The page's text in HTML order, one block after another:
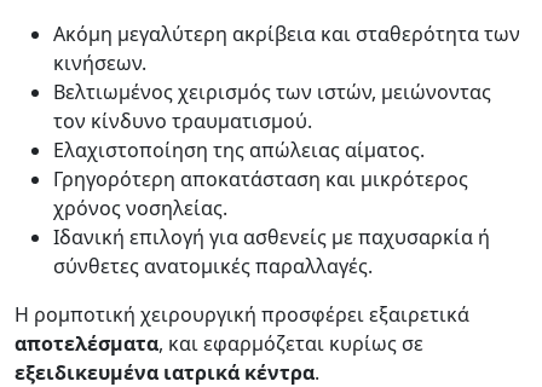
Ακόμη μεγαλύτερη ακρίβεια και σταθερότητα των
κινήσεων.
Βελτιωμένος χειρισμός των ιστών, μειώνοντας
τον κίνδυνο τραυματισμού.
Ελαχιστοποίηση της απώλειας αίματος.
Γρηγορότερη αποκατάσταση και μικρότερος
χρόνος νοσηλείας.
Ιδανική επιλογή για ασθενείς με παχυσαρκία ή
σύνθετες ανατομικές παραλλαγές.
Η ρομποτική χειρουργική προσφέρει εξαιρετικά
αποτελέσματα, και εφαρμόζεται κυρίως σε
εξειδικευμένα ιατρικά κέντρα.